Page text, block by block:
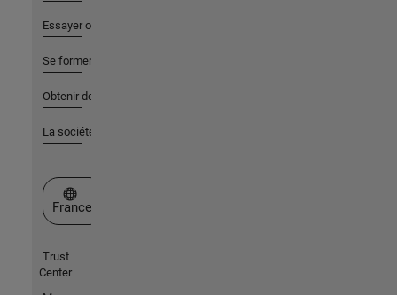
Essayer ou acheter
Se former
Obtenir de l'aide
La société
Sélectionner un site web
France
Trust
Center